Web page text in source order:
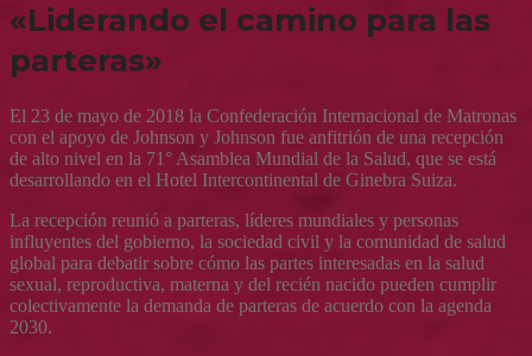
«Liderando el camino para las
parteras»
El 23 de mayo de 2018 la Confederación Internacional de Matronas
con el apoyo de Johnson y Johnson fue anfitrión de una recepción
de alto nivel en la 71° Asamblea Mundial de la Salud, que se está
desarrollando en el Hotel Intercontinental de Ginebra Suiza.
La recepción reunió a parteras, líderes mundiales y personas
influyentes del gobierno, la sociedad civil y la comunidad de salud
global para debatir sobre cómo las partes interesadas en la salud
sexual, reproductiva, materna y del recién nacido pueden cumplir
colectivamente la demanda de parteras de acuerdo con la agenda
2030.